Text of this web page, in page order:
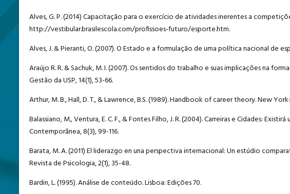
Alves, G. P. (2014) Capacitação para o exercício de atividades inerentes a
http://vestibular.brasilescola.com/profissoes-futuro/esporte.htm.
Alves, J. & Pieranti, O. (2007). O Estado e a formulação de uma política nacional de
Araújo R. R. & Sachuk, M. I. (2007). Os sentidos do trabalho e suas implicações na
Gestão da USP, 14(1), 53-66.
Arthur, M. B., Hall, D. T., & Lawrence, B.S. (1989). Handbook of career theory. New
Balassiano, M., Ventura, E. C. F., & Fontes Filho, J. R. (2004). Carreiras e Cidades:
Contemporânea, 8(3), 99-116.
Barata, M. A. (2011) El liderazgo en una perspectiva internacional: Un estúdio
Revista de Psicologia, 2(1), 35-48.
Bardin, L. (1995). Análise de conteúdo. Lisboa: Edições 70.